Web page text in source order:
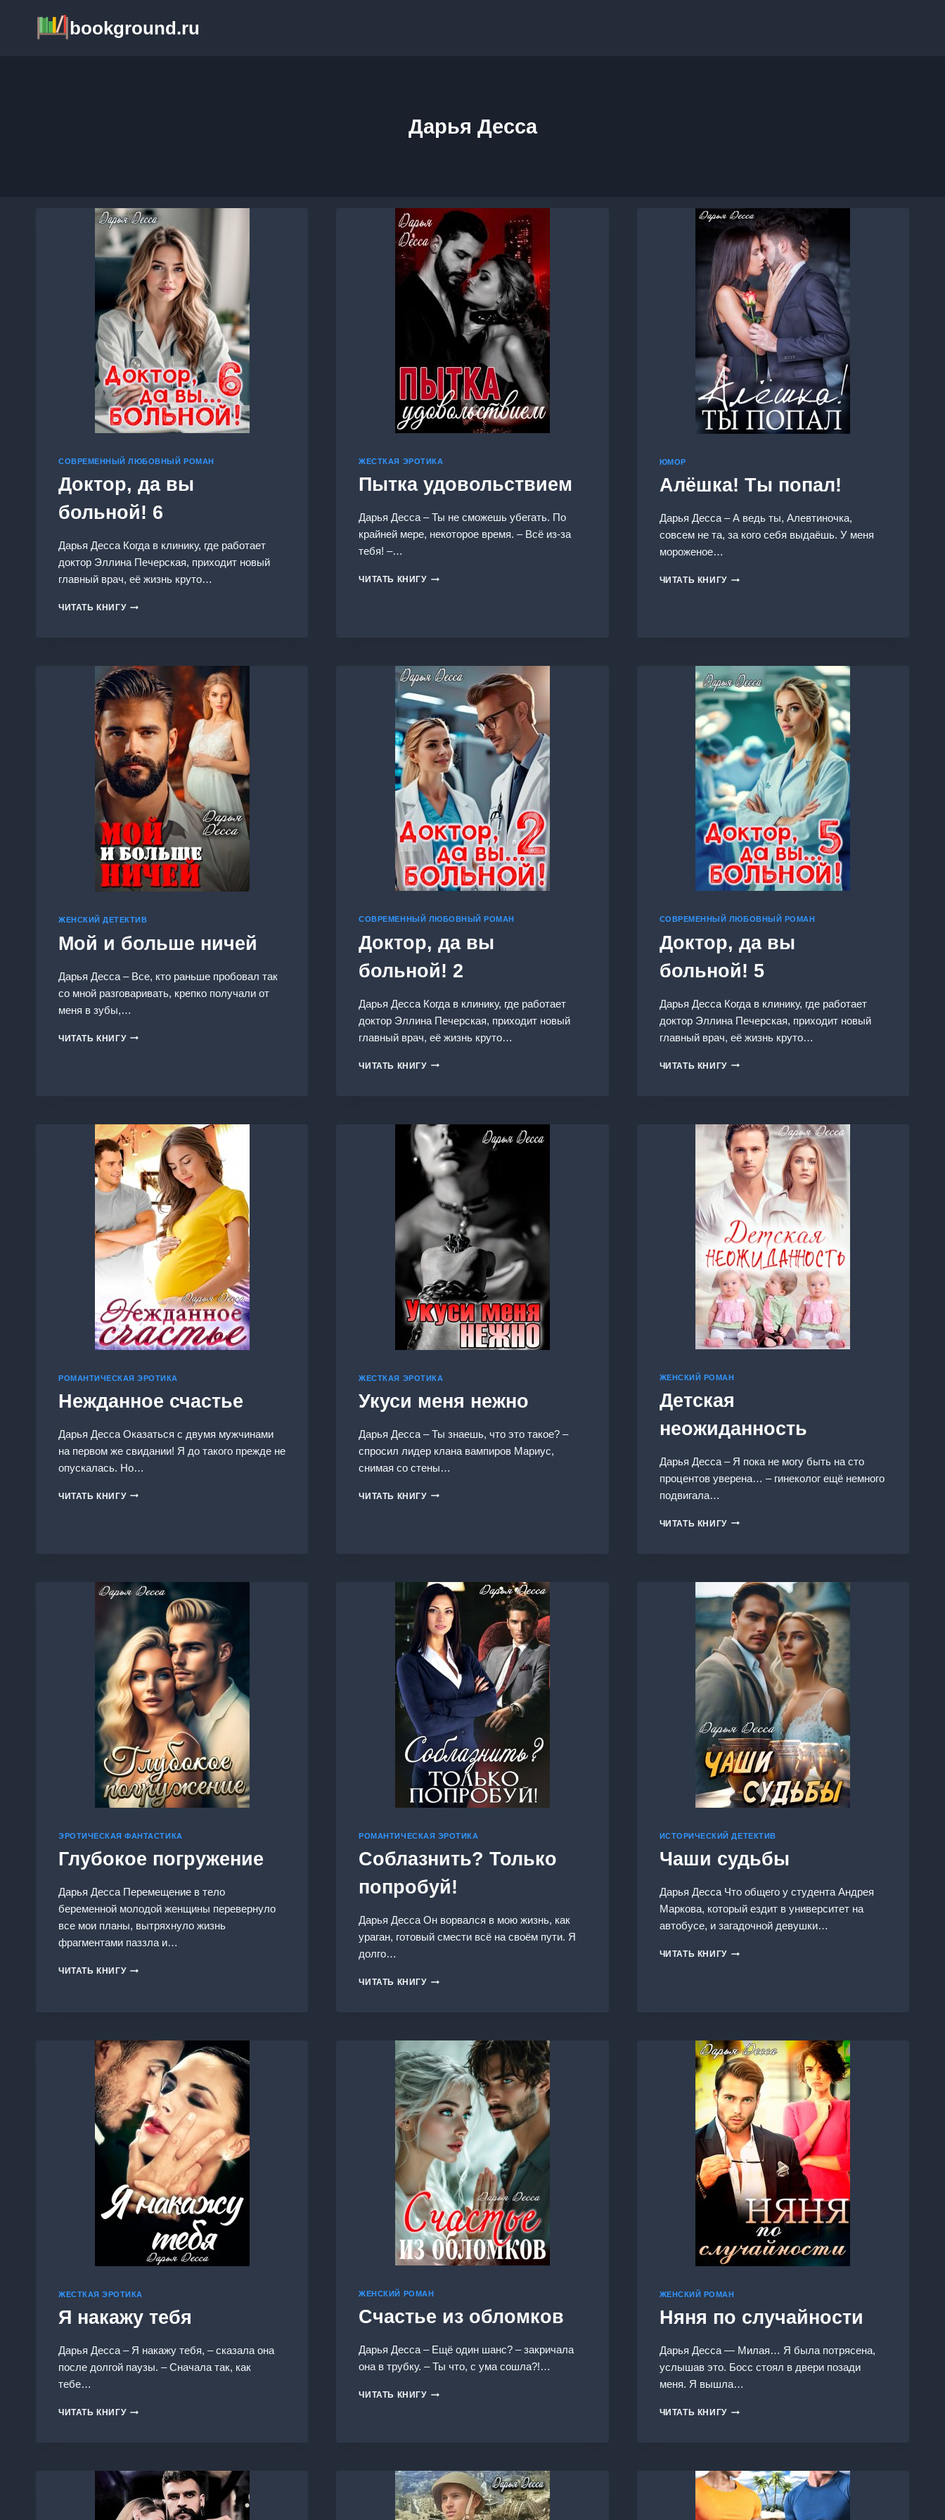
содержимому
bookground.ru
Дарья Десса
СОВРЕМЕННЫЙ ЛЮБОВНЫЙ РОМАН
Доктор, да вы
больной! 6
Дарья Десса Когда в клинику, где работает
доктор Эллина Печерская, приходит новый
главный врач, её жизнь круто…
ЧИТАТЬ КНИГУДОКТОР,
ЖЕСТКАЯ ЭРОТИКА
Пытка удовольствием
Дарья Десса – Ты не сможешь убегать. По
крайней мере, некоторое время. – Всё из-за
тебя! –…
ЧИТАТЬ КНИГУПЫТКА
ЮМОР
Алёшка! Ты попал!
Дарья Десса – А ведь ты, Алевтиночка,
совсем не та, за кого себя выдаёшь. У меня
мороженое…
ЧИТАТЬ КНИГУАЛЁШКА!
ЖЕНСКИЙ ДЕТЕКТИВ
Мой и больше ничей
Дарья Десса – Все, кто раньше пробовал так
со мной разговаривать, крепко получали от
меня в зубы,…
ЧИТАТЬ КНИГУМОЙ
СОВРЕМЕННЫЙ ЛЮБОВНЫЙ РОМАН
Доктор, да вы
больной! 2
Дарья Десса Когда в клинику, где работает
доктор Эллина Печерская, приходит новый
главный врач, её жизнь круто…
ЧИТАТЬ КНИГУДОКТОР,
СОВРЕМЕННЫЙ ЛЮБОВНЫЙ РОМАН
Доктор, да вы
больной! 5
Дарья Десса Когда в клинику, где работает
доктор Эллина Печерская, приходит новый
главный врач, её жизнь круто…
ЧИТАТЬ КНИГУДОКТОР,
РОМАНТИЧЕСКАЯ ЭРОТИКА
Нежданное счастье
Дарья Десса Оказаться с двумя мужчинами
на первом же свидании! Я до такого прежде не
опускалась. Но…
ЧИТАТЬ КНИГУНЕЖДАННОЕ
ЖЕСТКАЯ ЭРОТИКА
Укуси меня нежно
Дарья Десса – Ты знаешь, что это такое? –
спросил лидер клана вампиров Мариус,
снимая со стены…
ЧИТАТЬ КНИГУУКУСИ
ЖЕНСКИЙ РОМАН
Детская
неожиданность
Дарья Десса – Я пока не могу быть на сто
процентов уверена… – гинеколог ещё немного
подвигала…
ЧИТАТЬ КНИГУДЕТСКАЯ
ЭРОТИЧЕСКАЯ ФАНТАСТИКА
Глубокое погружение
Дарья Десса Перемещение в тело
беременной молодой женщины перевернуло
все мои планы, вытряхнуло жизнь
фрагментами паззла и…
ЧИТАТЬ КНИГУГЛУБОКОЕ
РОМАНТИЧЕСКАЯ ЭРОТИКА
Соблазнить? Только
попробуй!
Дарья Десса Он ворвался в мою жизнь, как
ураган, готовый смести всё на своём пути. Я
долго…
ЧИТАТЬ КНИГУСОБЛАЗНИТЬ?
ИСТОРИЧЕСКИЙ ДЕТЕКТИВ
Чаши судьбы
Дарья Десса Что общего у студента Андрея
Маркова, который ездит в университет на
автобусе, и загадочной девушки…
ЧИТАТЬ КНИГУЧАШИ
ЖЕСТКАЯ ЭРОТИКА
Я накажу тебя
Дарья Десса – Я накажу тебя, – сказала она
после долгой паузы. – Сначала так, как
тебе…
ЧИТАТЬ КНИГУЯ
ЖЕНСКИЙ РОМАН
Счастье из обломков
Дарья Десса – Ещё один шанс? – закричала
она в трубку. – Ты что, с ума сошла?!…
ЧИТАТЬ КНИГУСЧАСТЬЕ
ЖЕНСКИЙ РОМАН
Няня по случайности
Дарья Десса — Милая… Я была потрясена,
услышав это. Босс стоял в двери позади
меня. Я вышла…
ЧИТАТЬ КНИГУНЯНЯ